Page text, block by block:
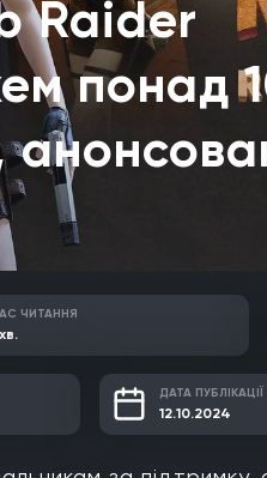
Raider
понад
ЧИТАННЯ
ДАТА ПУБЛІКАЦІЇ
12.10.2024